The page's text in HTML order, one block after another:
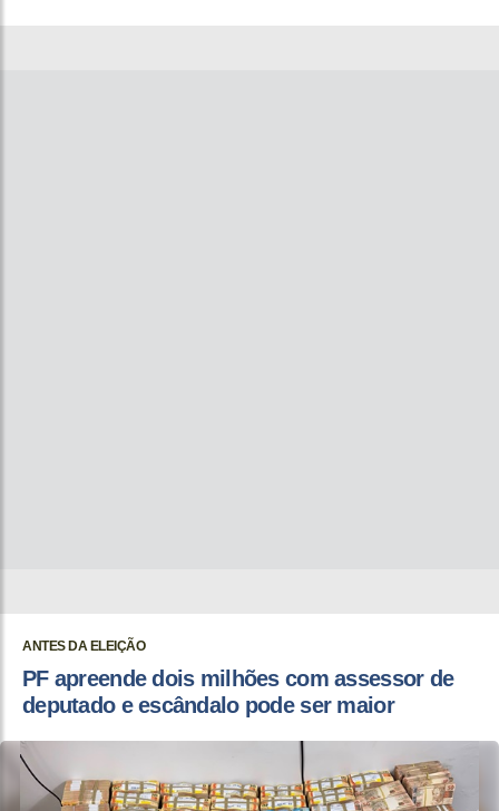
ANTES DA ELEIÇÃO
PF apreende dois milhões com assessor de
deputado e escândalo pode ser maior